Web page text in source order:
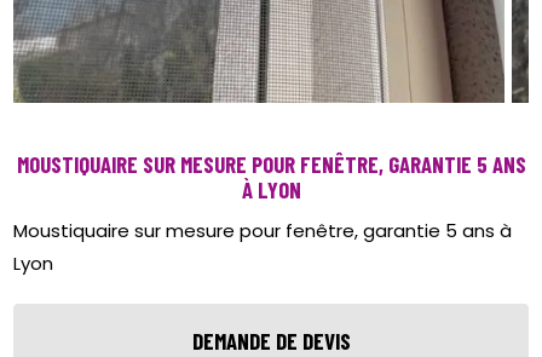
MOUSTIQUAIRE SUR MESURE POUR FENÊTRE, GARANTIE 5 ANS
À LYON
Moustiquaire sur mesure pour fenêtre, garantie 5 ans à
Lyon
DEMANDE DE DEVIS